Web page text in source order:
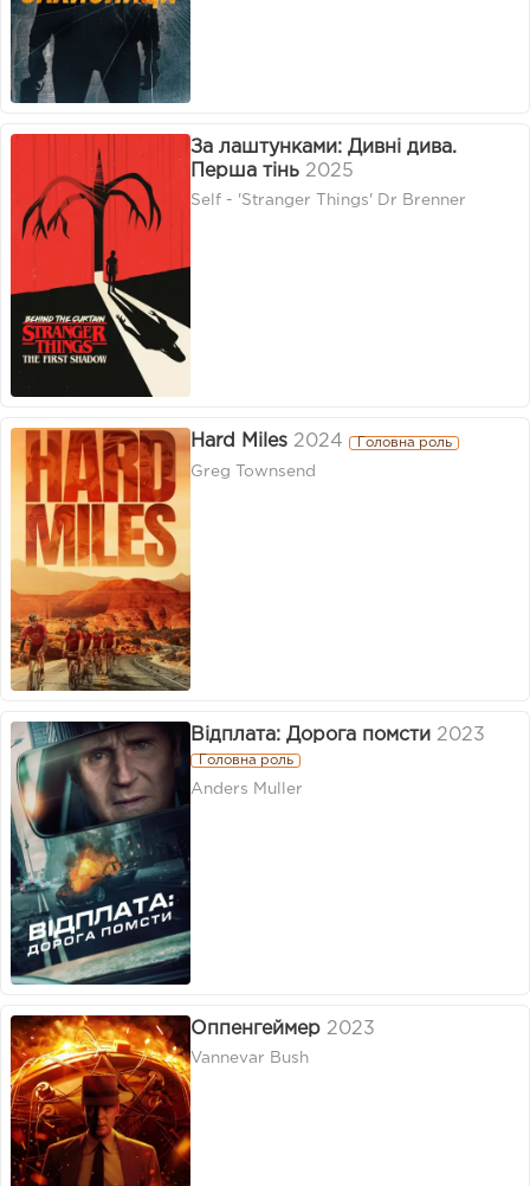
За лаштунками: Дивні дива.
Перша тінь 2025
Self - 'Stranger Things' Dr Brenner
Hard Miles 2024 Головна роль
Greg Townsend
Відплата: Дорога помсти 2023
Головна роль
Anders Muller
Оппенгеймер 2023
Vannevar Bush